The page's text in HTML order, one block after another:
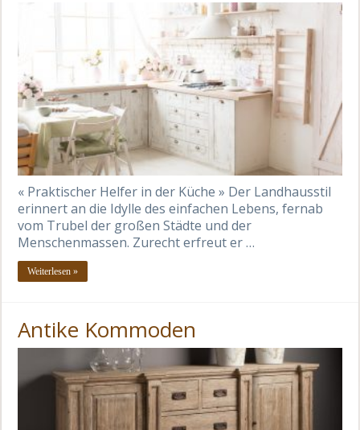
« Praktischer Helfer in der Küche » Der Landhausstil
erinnert an die Idylle des einfachen Lebens, fernab
vom Trubel der großen Städte und der
Menschenmassen. Zurecht erfreut er …
Weiterlesen »
Antike Kommoden